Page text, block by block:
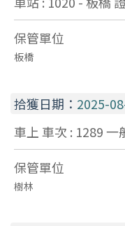
保管單位
板橋
拾獲日期： 2025-
車上 車次 : 1289一
保管單位
樹林